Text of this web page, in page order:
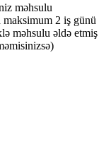
məhsulu
2 iş günü
məhsulu əldə etmiş